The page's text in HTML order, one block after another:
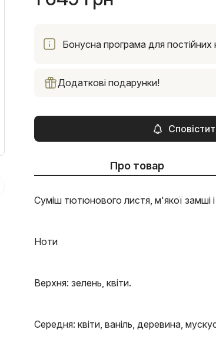
Бонусна програма для постійних
Додаткові подарунки!
Про товар
Суміш тютюнового листя, м'якої замші
Ноти
Верхня: зелень, квіти.
Середня: квіти, ваніль, деревина,